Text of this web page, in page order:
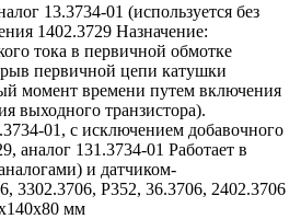
13.3734-01 (используется без
1402.3729 Назначение:
тока в первичной обмотке
первичной цепи катушки
момент времени путем включения
выходного транзистора).
01, с исключением добавочного
аналог 131.3734-01 Работает в
и датчиком-
3302.3706, Р352, 36.3706, 2402.3706
мм